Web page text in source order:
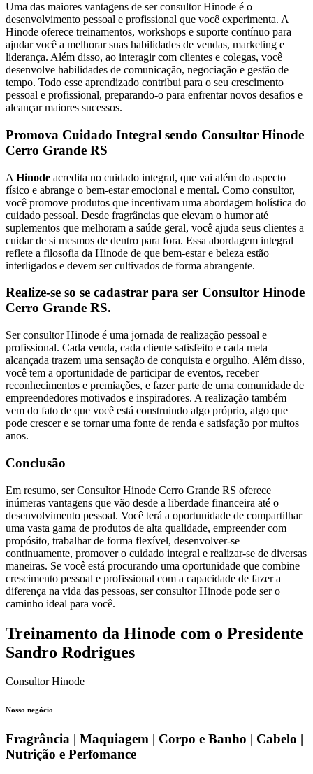
Uma das maiores vantagens de ser consultor Hinode é o
desenvolvimento pessoal e profissional que você experimenta. A
Hinode oferece treinamentos, workshops e suporte contínuo para
ajudar você a melhorar suas habilidades de vendas, marketing e
liderança. Além disso, ao interagir com clientes e colegas, você
desenvolve habilidades de comunicação, negociação e gestão de
tempo. Todo esse aprendizado contribui para o seu crescimento
pessoal e profissional, preparando-o para enfrentar novos desafios e
alcançar maiores sucessos.
Promova Cuidado Integral sendo Consultor Hinode
Cerro Grande RS
A Hinode acredita no cuidado integral, que vai além do aspecto
físico e abrange o bem-estar emocional e mental. Como consultor,
você promove produtos que incentivam uma abordagem holística do
cuidado pessoal. Desde fragrâncias que elevam o humor até
suplementos que melhoram a saúde geral, você ajuda seus clientes a
cuidar de si mesmos de dentro para fora. Essa abordagem integral
reflete a filosofia da Hinode de que bem-estar e beleza estão
interligados e devem ser cultivados de forma abrangente.
Realize-se so se cadastrar para ser Consultor Hinode
Cerro Grande RS.
Ser consultor Hinode é uma jornada de realização pessoal e
profissional. Cada venda, cada cliente satisfeito e cada meta
alcançada trazem uma sensação de conquista e orgulho. Além disso,
você tem a oportunidade de participar de eventos, receber
reconhecimentos e premiações, e fazer parte de uma comunidade de
empreendedores motivados e inspiradores. A realização também
vem do fato de que você está construindo algo próprio, algo que
pode crescer e se tornar uma fonte de renda e satisfação por muitos
anos.
Conclusão
Em resumo, ser Consultor Hinode Cerro Grande RS oferece
inúmeras vantagens que vão desde a liberdade financeira até o
desenvolvimento pessoal. Você terá a oportunidade de compartilhar
uma vasta gama de produtos de alta qualidade, empreender com
propósito, trabalhar de forma flexível, desenvolver-se
continuamente, promover o cuidado integral e realizar-se de diversas
maneiras. Se você está procurando uma oportunidade que combine
crescimento pessoal e profissional com a capacidade de fazer a
diferença na vida das pessoas, ser consultor Hinode pode ser o
caminho ideal para você.
Treinamento da Hinode com o Presidente
Sandro Rodrigues
Consultor Hinode
Nosso negócio
Fragrância | Maquiagem | Corpo e Banho | Cabelo |
Nutrição e Perfomance